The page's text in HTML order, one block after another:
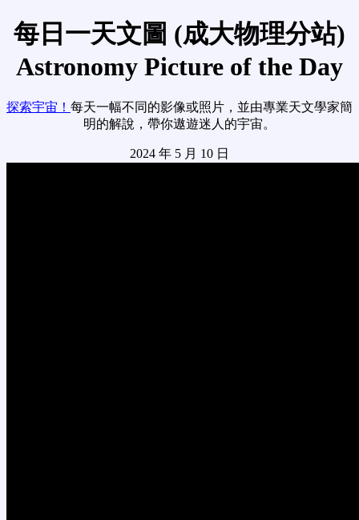
每日一天文圖 (成大物理分站)
Astronomy Picture of the Day
探索宇宙！ 每天一幅不同的影像或照片，並由專業天文學家簡
明的解說，帶你遨遊迷人的宇宙。
2024 年 5 月 10 日